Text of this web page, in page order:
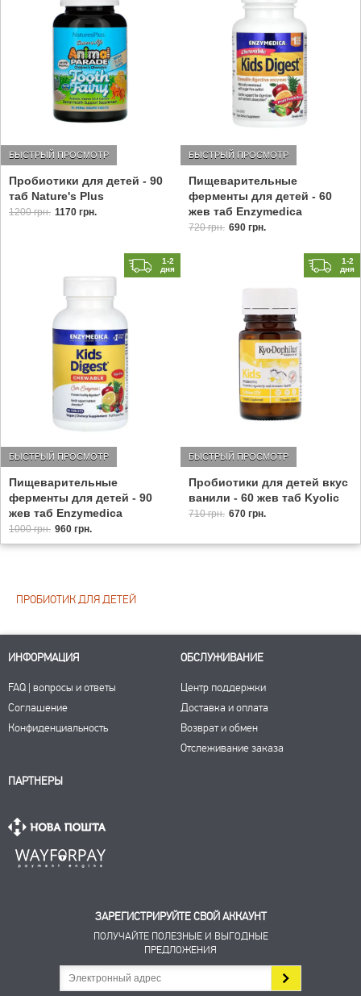
Пробиотики для детей - 90
таб Nature's Plus
БЫСТРЫЙ ПРОСМОТР
1200 грн. 1170 грн.
Пищеварительные
ферменты для детей - 60
жев таб Enzymedica
БЫСТРЫЙ ПРОСМОТР
720 грн. 690 грн.
1-2
дня
Пищеварительные
ферменты для детей - 90
жев таб Enzymedica
БЫСТРЫЙ ПРОСМОТР
1000 грн. 960 грн.
1-2
дня
Пробиотики для детей вкус
ванили - 60 жев таб Kyolic
БЫСТРЫЙ ПРОСМОТР
710 грн. 670 грн.
ПРОБИОТИК ДЛЯ ДЕТЕЙ
ИНФОРМАЦИЯ
FAQ | вопросы и ответы
Соглашение
Конфиденциальность
ОБСЛУЖИВАНИЕ
Центр поддержки
Доставка и оплата
Возврат и обмен
Отслеживание заказа
ПАРТНЕРЫ
ЗАРЕГИСТРИРУЙТЕ СВОЙ АККАУНТ
ПОЛУЧАЙТЕ ПОЛЕЗНЫЕ И ВЫГОДНЫЕ
ПРЕДЛОЖЕНИЯ